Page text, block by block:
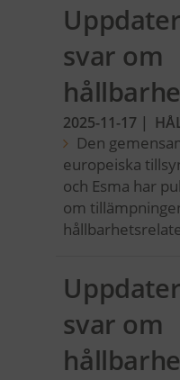
svar om
2025-11-17 |
Den
europeiska
och Esma har
om
svar om